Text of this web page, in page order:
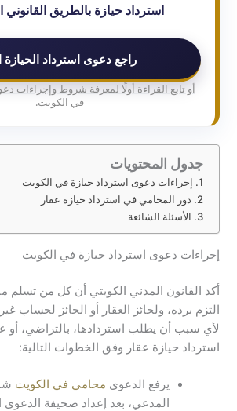
استرداد حيازة بالطريق
راجع دعوى استرداد الحيازة
أو تابع القراءة أولًا لمعرفة شروط وإجراءات
في الكويت.
جدول المحتويات
إجراءات دعوى استرداد حيازة في الكويت
دور المحامي في استرداد حيازة عقار
الأسئلة الشائعة
إجراءات دعوى استرداد حيازة في الكويت
أكد القانون المدني الكويتي أن كل من تسلم
التزم برده، ولحائز العقار أو الحائز لحساب
لأي سبب أن يطلب استردادها، بالتراضي، أو
استرداد حيازة عقار وفق الخطوات التالية:
يرفع الدعوى محامي في الكويت
المدعي، بعد إعداد صحيفة الدعوى